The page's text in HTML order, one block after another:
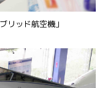
リッド航空機」